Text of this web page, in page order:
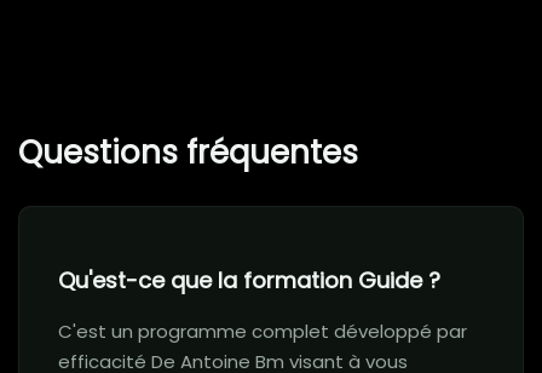
Questions fréquentes
Qu'est-ce que la formation Guide ?
C'est un programme complet développé par
efficacité De Antoine Bm visant à vous